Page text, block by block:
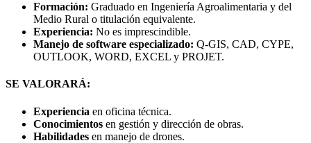
Formación: Graduado en Ingeniería Agroalimentaria y del
Medio Rural o titulación equivalente.
Experiencia: No es imprescindible.
Manejo de software especializado: Q-GIS, CAD, CYPE,
OUTLOOK, WORD, EXCEL y PROJET.
SE VALORARÁ:
Experiencia en oficina técnica.
Conocimientos en gestión y dirección de obras.
Habilidades en manejo de drones.